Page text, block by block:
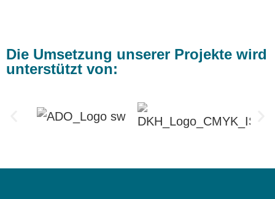
Die Umsetzung unserer Projekte wird
unterstützt von: